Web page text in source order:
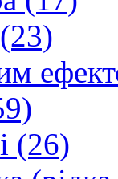
(26)